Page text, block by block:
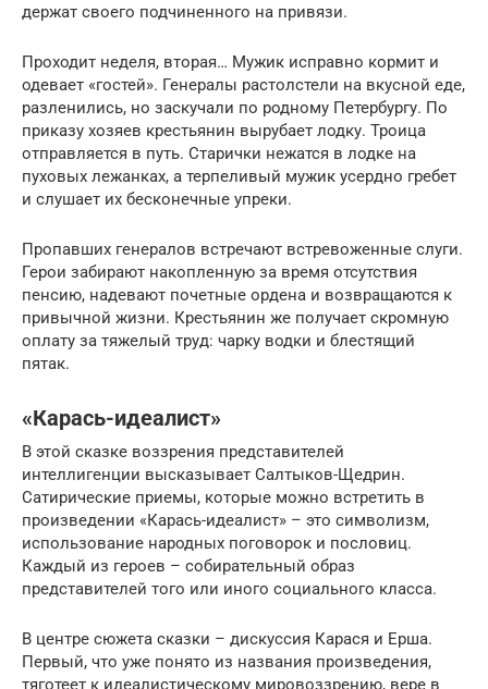
держат своего подчиненного на привязи.
Проходит неделя, вторая… Мужик исправно кормит и
одевает «гостей». Генералы растолстели на вкусной еде,
разленились, но заскучали по родному Петербургу. По
приказу хозяев крестьянин вырубает лодку. Троица
отправляется в путь. Старички нежатся в лодке на
пуховых лежанках, а терпеливый мужик усердно гребет
и слушает их бесконечные упреки.
Пропавших генералов встречают встревоженные слуги.
Герои забирают накопленную за время отсутствия
пенсию, надевают почетные ордена и возвращаются к
привычной жизни. Крестьянин же получает скромную
оплату за тяжелый труд: чарку водки и блестящий
пятак.
«Карась-идеалист»
В этой сказке воззрения представителей
интеллигенции высказывает Салтыков-Щедрин.
Сатирические приемы, которые можно встретить в
произведении «Карась-идеалист» – это символизм,
использование народных поговорок и пословиц.
Каждый из героев – собирательный образ
представителей того или иного социального класса.
В центре сюжета сказки – дискуссия Карася и Ерша.
Первый, что уже понято из названия произведения,
тяготеет к идеалистическому мировоззрению, вере в